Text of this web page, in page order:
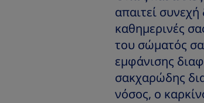
απαιτεί συνεχή
καθημερινές
του σώματός
εμφάνισης
σακχαρώδης
νόσος, ο